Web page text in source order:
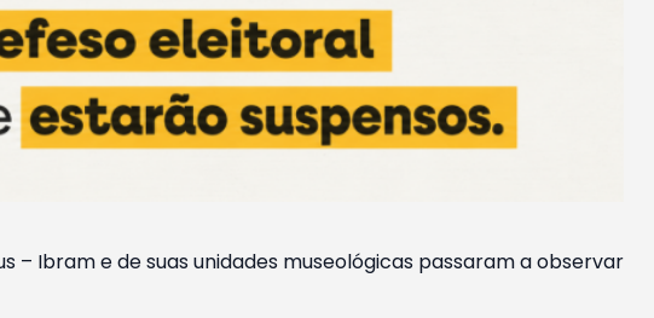
– Ibram e de suas unidades museológicas passaram a observar